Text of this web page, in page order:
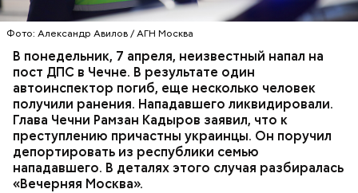
Фото: Александр Авилов / АГН Москва
В понедельник, 7 апреля, неизвестный напал на
пост ДПС в Чечне. В результате один
автоинспектор погиб, еще несколько человек
получили ранения. Нападавшего ликвидировали.
Глава Чечни Рамзан Кадыров заявил, что к
преступлению причастны украинцы. Он поручил
депортировать из республики семью
нападавшего. В деталях этого случая разбиралась
«Вечерняя Москва».
Месть отчиму и любовь к сестре
Боец дебютировал в промоушене AMC Fight Nights
в ноябре 2023 года. Тогда он победил
азербайджанца Эльгуна Ясибова единогласным
решением судей.